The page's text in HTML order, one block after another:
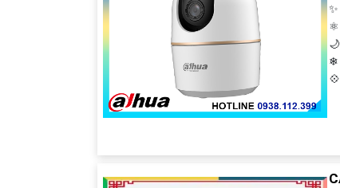
⚛️
❄